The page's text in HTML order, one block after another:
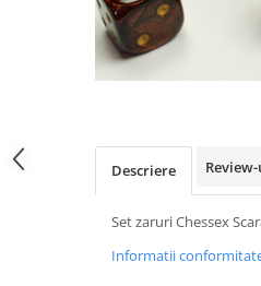
Descriere
Set zaruri Chessex
Informatii